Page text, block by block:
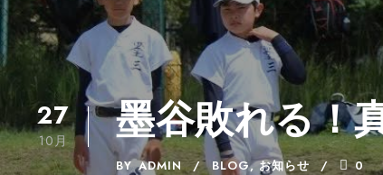
27
10月 墨谷敗れる！
BY ADMIN BLOG, お知らせ 0